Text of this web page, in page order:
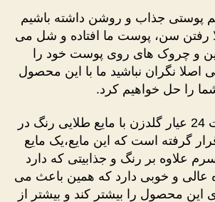
پوستی جذاب و روشن داشته باشیم
رفتن سن، پوست ما افتاده و شل می
و چروک های روی پوست خود را
اصلا نگران نباشید ما با این محصول
را حل خواهیم کرد.
سرم طلای صورت 24 عیار گلدزن با مایع طلایی رنگ در
گرفته است که این مایع،یک مایع
علاوه بر رنگ و جذابیتی که دارد
عالی و خوبی دارد که همین باعث می
این محصول را بیشتر کند و بیشتر از